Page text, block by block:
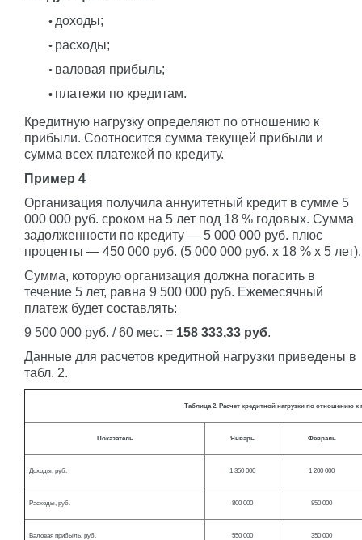
доходы;
расходы;
валовая прибыль;
платежи по кредитам.
Кредитную нагрузку определяют по отношению к
прибыли. Соотносится сумма текущей прибыли и
сумма всех платежей по кредиту.
Пример 4
Организация получила аннуитетный кредит в сумме 5
000 000 руб. сроком на 5 лет под 18 % годовых. Сумма
задолженности по кредиту — 5 000 000 руб. плюс
проценты — 450 000 руб. (5 000 000 руб. x 18 % x 5 лет).
Сумма, которую организация должна погасить в
течение 5 лет, равна 9 500 000 руб. Ежемесячный
платеж будет составлять:
9 500 000 руб. / 60 мес. = 158 333,33 руб.
Данные для расчетов кредитной нагрузки приведены в
табл. 2.
Таблица 2. Расчет кредитной нагрузки по отношению
Показатель Январь Февраль
Доходы, руб. 1 350 000 1 200 000
Расходы, руб. 800 000 850 000
Валовая прибыль, руб. 550 000 350 000